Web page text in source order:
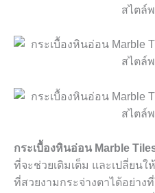
กระเบื้องหินอ่อน Marble
ที่จะช่วยเติมเต็ม และเปลี่ยน
ที่สวยงามกระจ่างตาได้อย่าง